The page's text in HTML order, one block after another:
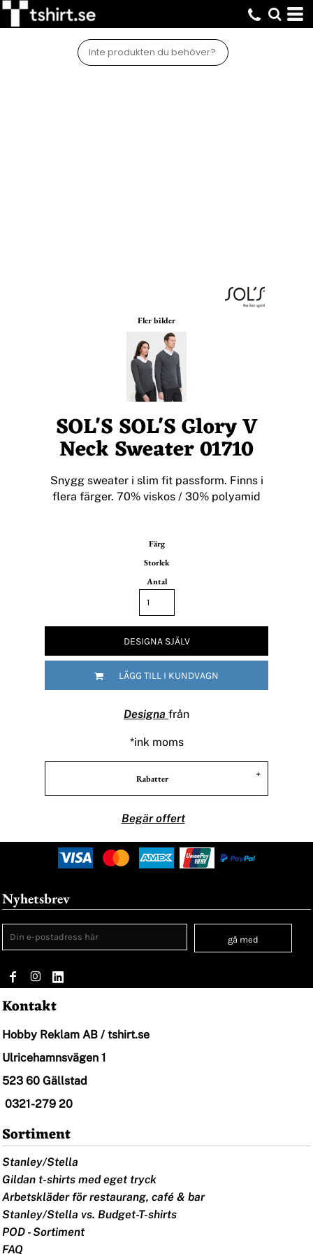
Fler bilder
SOL'S SOL'S Glory V
Neck Sweater 01710
Snygg sweater i slim fit passform. Finns i
flera färger. 70% viskos / 30% polyamid
Färg
Storlek
Antal
DESIGNA SJÄLV
LÄGG TILL I KUNDVAGN
Designa från
*ink moms
Rabatter
Begär offert
Nyhetsbrev
gå med
Kontakt
Hobby Reklam AB / tshirt.se
Ulricehamnsvägen 1
523 60 Gällstad
0321-279 20
Sortiment
Stanley/Stella
Gildan t-shirts med eget tryck
Arbetskläder för restaurang, café & bar
Stanley/Stella vs. Budget-T-shirts
POD - Sortiment
FAQ